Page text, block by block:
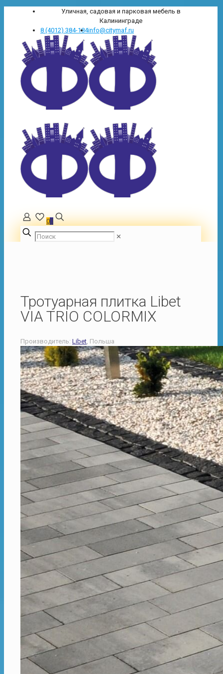
Уличная, садовая и парковая мебель в
Калининграде
8 (4012) 384-184info@citymaf.ru
00
✕
Тротуарная плитка Libet
VIA TRIO COLORMIX
Производитель: Libet , Польша